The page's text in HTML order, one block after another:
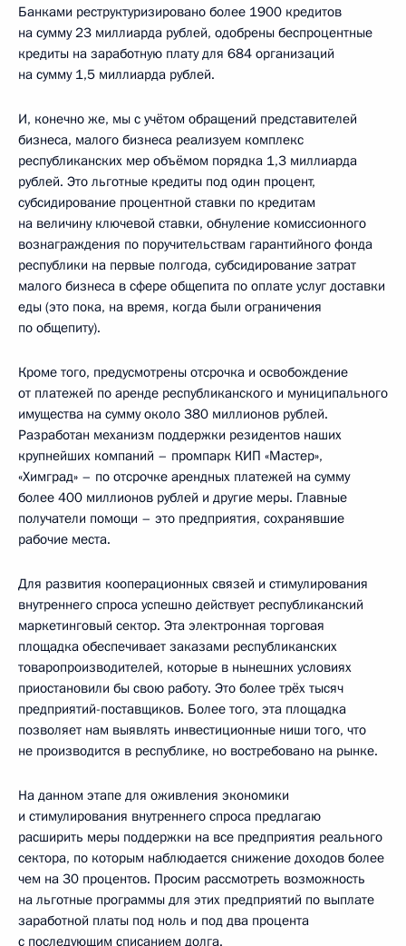
Банками реструктуризировано более 1900 кредитов
на сумму 23 миллиарда рублей, одобрены беспроцентные
кредиты на заработную плату для 684 организаций
на сумму 1,5 миллиарда рублей.
И, конечно же, мы с учётом обращений представителей
бизнеса, малого бизнеса реализуем комплекс
республиканских мер объёмом порядка 1,3 миллиарда
рублей. Это льготные кредиты под один процент,
субсидирование процентной ставки по кредитам
на величину ключевой ставки, обнуление комиссионного
вознаграждения по поручительствам гарантийного фонда
республики на первые полгода, субсидирование затрат
малого бизнеса в сфере общепита по оплате услуг доставки
еды (это пока, на время, когда были ограничения
по общепиту).
Кроме того, предусмотрены отсрочка и освобождение
от платежей по аренде республиканского и муниципального
имущества на сумму около 380 миллионов рублей.
Разработан механизм поддержки резидентов наших
крупнейших компаний – промпарк КИП «Мастер»,
«Химград» – по отсрочке арендных платежей на сумму
более 400 миллионов рублей и другие меры. Главные
получатели помощи – это предприятия, сохранявшие
рабочие места.
Для развития кооперационных связей и стимулирования
внутреннего спроса успешно действует республиканский
маркетинговый сектор. Эта электронная торговая
площадка обеспечивает заказами республиканских
товаропроизводителей, которые в нынешних условиях
приостановили бы свою работу. Это более трёх тысяч
предприятий-поставщиков. Более того, эта площадка
позволяет нам выявлять инвестиционные ниши того, что
не производится в республике, но востребовано на рынке.
На данном этапе для оживления экономики
и стимулирования внутреннего спроса предлагаю
расширить меры поддержки на все предприятия реального
сектора, по которым наблюдается снижение доходов более
чем на 30 процентов. Просим рассмотреть возможность
на льготные программы для этих предприятий по выплате
заработной платы под ноль и под два процента
с последующим списанием долга.